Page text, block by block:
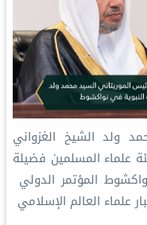
ولد الشيخ الغزواني
علماء المسلمين فضيلة